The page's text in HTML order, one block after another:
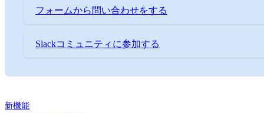
フォームから問い合わせをする
Slackコミュニティに参加する
新機能